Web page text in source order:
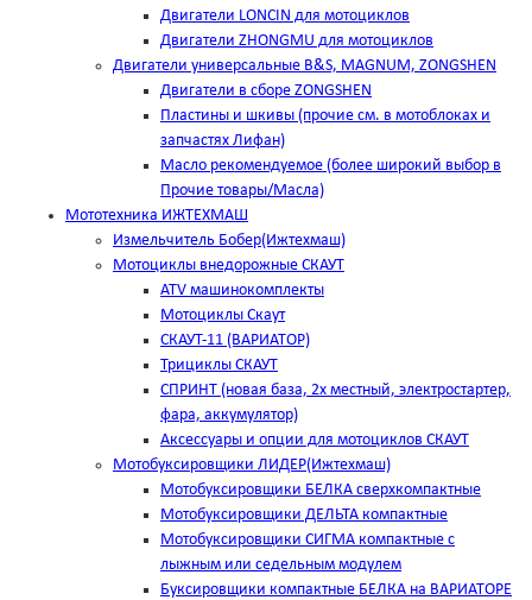
Двигатели LONCIN для мотоциклов
Двигатели ZHONGMU для мотоциклов
Двигатели универсальные B&S, MAGNUM, ZONGSHEN
Двигатели в сборе ZONGSHEN
Пластины и шкивы (прочие см. в мотоблоках и
запчастях Лифан)
Масло рекомендуемое (более широкий выбор в
Прочие товары/Масла)
Мототехника ИЖТЕХМАШ
Измельчитель Бобер(Ижтехмаш)
Мотоциклы внедорожные СКАУТ
ATV машинокомплекты
Мотоциклы Скаут
СКАУТ-11 (ВАРИАТОР)
Трициклы СКАУТ
СПРИНТ (новая база, 2х местный, электростартер,
фара, аккумулятор)
Аксессуары и опции для мотоциклов СКАУТ
Мотобуксировщики ЛИДЕР(Ижтехмаш)
Мотобуксировщики БЕЛКА сверхкомпактные
Мотобуксировщики ДЕЛЬТА компактные
Мотобуксировщики СИГМА компактные с
лыжным или седельным модулем
Буксировщики компактные БЕЛКА на ВАРИАТОРЕ